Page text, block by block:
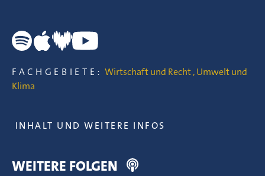
FACHGEBIETE: Wirtschaft und Recht,Umwelt und
Klima
INHALT UND WEITERE INFOS
WEITERE FOLGEN